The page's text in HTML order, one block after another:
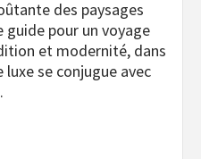
des paysages
guide pour un voyage
et modernité, dans
luxe se conjugue avec